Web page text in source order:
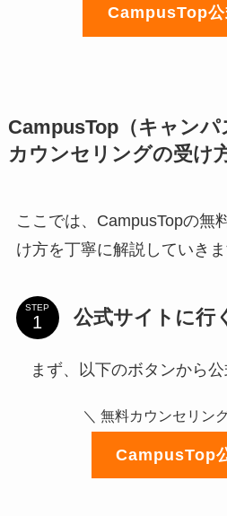
CampusTop公
CampusTop（キャン
カウンセリングの受け
ここでは、CampusTopの無
け方を丁寧に解説していきま
STEP 公式サイトに行
まず、以下のボタンから
＼ 無料カウンセリン
CampusTop